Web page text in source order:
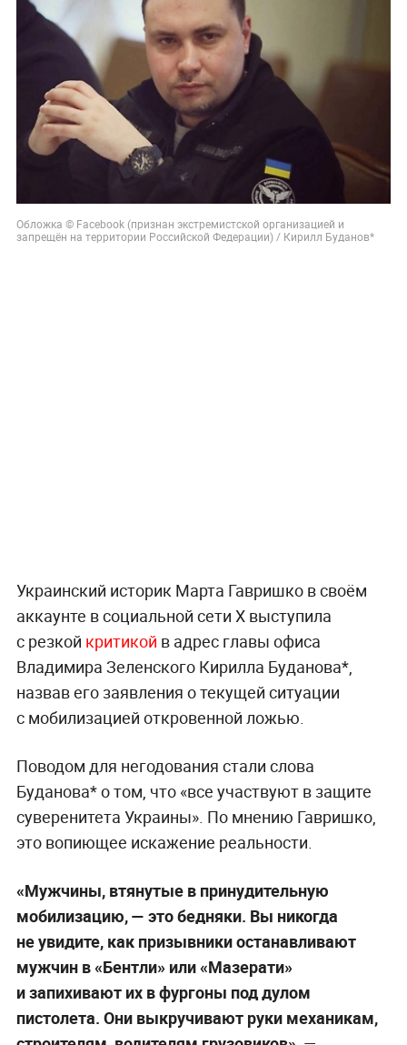
Обложка © Facebook (признан экстремистской организацией и
запрещён на территории Российской Федерации) / Кирилл Буданов*
Украинский историк Марта Гавришко в своём
аккаунте в социальной сети X выступила
с резкой критикой в адрес главы офиса
Владимира Зеленского Кирилла Буданова*,
назвав его заявления о текущей ситуации
с мобилизацией откровенной ложью.
Поводом для негодования стали слова
Буданова* о том, что «все участвуют в защите
суверенитета Украины». По мнению Гавришко,
это вопиющее искажение реальности.
«Мужчины, втянутые в принудительную
мобилизацию, — это бедняки. Вы никогда
не увидите, как призывники останавливают
мужчин в «Бентли» или «Мазерати»
и запихивают их в фургоны под дулом
пистолета. Они выкручивают руки механикам,